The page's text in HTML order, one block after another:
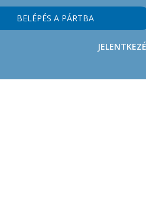
BELÉPÉS A PÁRTBA